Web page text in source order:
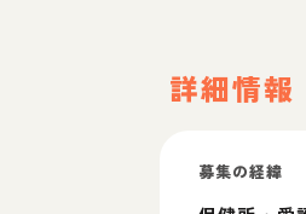
詳細情報
募集の経緯